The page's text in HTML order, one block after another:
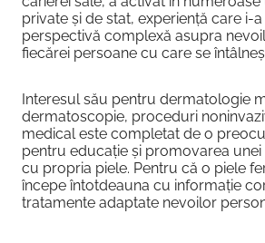
private și de stat, experiență care i-
perspectivă complexă asupra
fiecărei persoane cu care se
Interesul său pentru dermatologie
dermatoscopie, proceduri
medical este completat de o
pentru educație și promovarea unei
cu propria piele. Pentru că o piele
începe întotdeauna cu informație
tratamente adaptate nevoilor